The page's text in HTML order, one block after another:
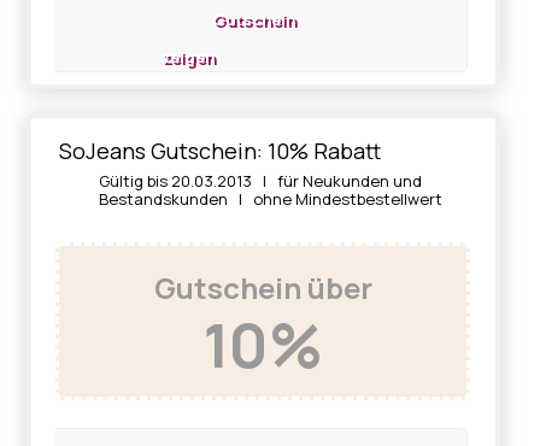
Gutschein
zeigen
SoJeans Gutschein: 10% Rabatt
Gültig bis 20.03.2013 | für Neukunden und
Bestandskunden | ohne Mindestbestellwert
Gutschein über
10%